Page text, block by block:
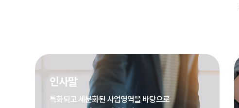
인사말
특화되고 세분화된 사업영역을 바탕으로